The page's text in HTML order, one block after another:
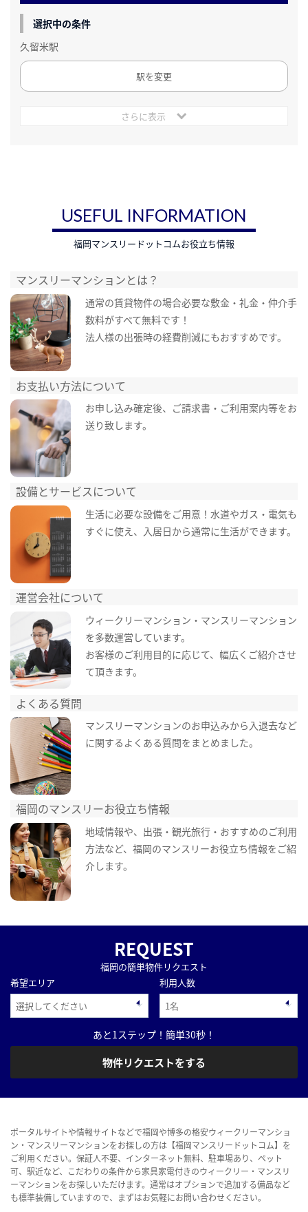
選択中の条件
久留米駅
駅を変更
さらに表示
USEFUL INFORMATION
福岡マンスリードットコムお役立ち情報
マンスリーマンションとは？
通常の賃貸物件の場合必要な敷金・礼金・仲介手
数料がすべて無料です！
法人様の出張時の経費削減にもおすすめです。
お支払い方法について
お申し込み確定後、ご請求書・ご利用案内等をお
送り致します。
設備とサービスについて
生活に必要な設備をご用意！水道やガス・電気も
すぐに使え、入居日から通常に生活ができます。
運営会社について
ウィークリーマンション・マンスリーマンション
を多数運営しています。
お客様のご利用目的に応じて、幅広くご紹介させ
て頂きます。
よくある質問
マンスリーマンションのお申込みから入退去など
に関するよくある質問をまとめました。
福岡のマンスリーお役立ち情報
地域情報や、出張・観光旅行・おすすめのご利用
方法など、福岡のマンスリーお役立ち情報をご紹
介します。
REQUEST
福岡の簡単物件リクエスト
希望エリア
利用人数
あと1ステップ！簡単30秒！
物件リクエストをする
ポータルサイトや情報サイトなどで福岡や博多の格安ウィークリーマンショ
ン・マンスリーマンションをお探しの方は【福岡マンスリードットコム】を
ご利用ください。保証人不要、インターネット無料、駐車場あり、ペット
可、駅近など、こだわりの条件から家具家電付きのウィークリー・マンスリ
ーマンションをお探しいただけます。通常はオプションで追加する備品など
も標準装備していますので、まずはお気軽にお問い合わせください。